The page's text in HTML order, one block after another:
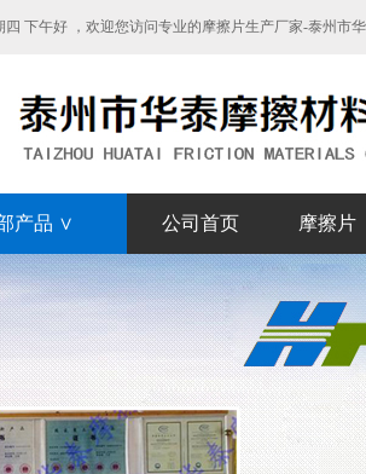
四 下午好 ，欢迎您访问专业的摩擦片生产厂家-泰州市
产品 ∨ 公司首页 摩擦片